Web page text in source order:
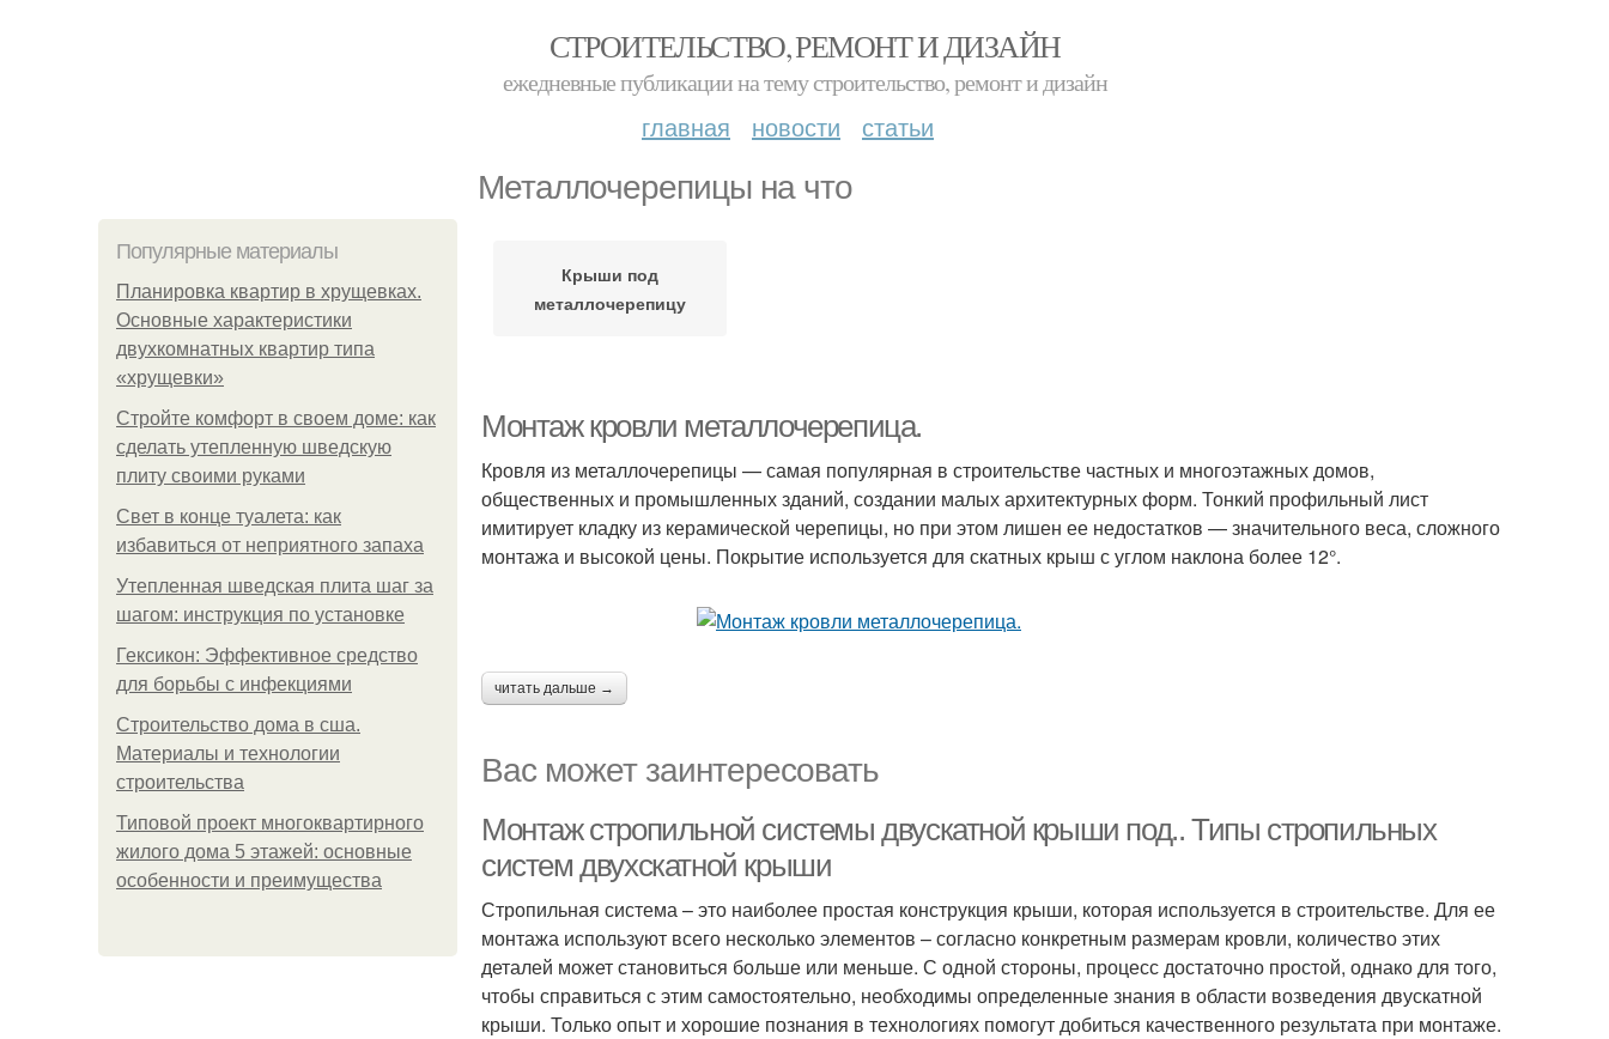
СТРОИТЕЛЬСТВО, РЕМОНТ И ДИЗАЙН
ежедневные публикации на тему строительство, ремонт и дизайн
главная новости статьи
Металлочерепицы на что
Популярные материалы
Планировка квартир в хрущевках.
Основные характеристики
двухкомнатных квартир типа
«хрущевки»
Стройте комфорт в своем доме: как
сделать утепленную шведскую
плиту своими руками
Свет в конце туалета: как
избавиться от неприятного запаха
Утепленная шведская плита шаг за
шагом: инструкция по установке
Гексикон: Эффективное средство
для борьбы с инфекциями
Строительство дома в сша.
Материалы и технологии
строительства
Типовой проект многоквартирного
жилого дома 5 этажей: основные
особенности и преимущества
Крыши под
металлочерепицу
Монтаж кровли металлочерепица.
Кровля из металлочерепицы — самая популярная в строительстве частных и многоэтажных домов,
общественных и промышленных зданий, создании малых архитектурных форм. Тонкий профильный лист
имитирует кладку из керамической черепицы, но при этом лишен ее недостатков — значительного веса, сложного
монтажа и высокой цены. Покрытие используется для скатных крыш с углом наклона более 12°.
читать дальше →
Вас может заинтересовать
Монтаж стропильной системы двускатной крыши под.. Типы стропильных
систем двухскатной крыши
Стропильная система – это наиболее простая конструкция крыши, которая используется в строительстве. Для ее
монтажа используют всего несколько элементов – согласно конкретным размерам кровли, количество этих
деталей может становиться больше или меньше. С одной стороны, процесс достаточно простой, однако для того,
чтобы справиться с этим самостоятельно, необходимы определенные знания в области возведения двускатной
крыши. Только опыт и хорошие познания в технологиях помогут добиться качественного результата при монтаже.